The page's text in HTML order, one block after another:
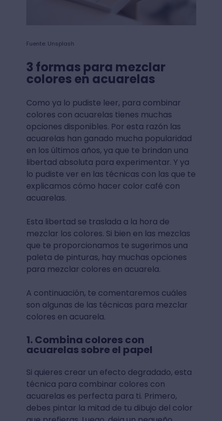
Fuente: Unsplash
3 formas para mezclar
colores en acuarelas
Como ya lo pudiste leer, para combinar
colores con acuarelas tienes muchas
opciones disponibles. Por esta razón las
acuarelas han ganado mucha popularidad
en los últimos años, ya que te brindan una
libertad absoluta para experimentar. Y ya
lo pudiste ver en las técnicas con las que te
explicamos cómo hacer color café con
acuarelas.
Esta libertad se traslada a la hora de
mezclar los colores. Si bien en las mezclas
que te proporcionamos te sugerimos una
paleta de pinturas, hay muchas opciones
para mezclar colores en acuarela.
A continuación, te comentaremos cuáles
son algunas de las técnicas para mezclar
colores en acuarela.
1. Combina colores con
acuarelas sobre el papel
Si quieres crear un efecto degradado, esta
técnica para combinar colores con
acuarelas es perfecta para ti. Primero,
debes pintar la mitad de tu dibujo del color